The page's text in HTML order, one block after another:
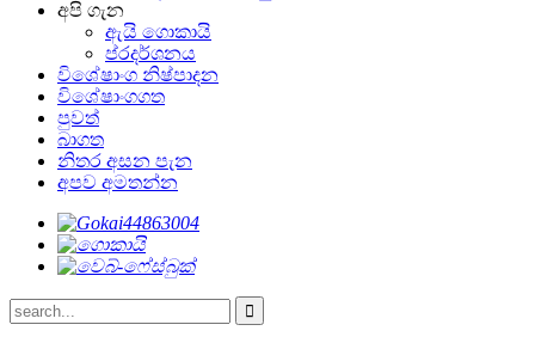
අපි ගැන
ඇයි ගොකායි
ප්රදර්ශනය
විශේෂාංග නිෂ්පාදන
විශේෂාංගගත
පුවත්
බාගත
නිතර අසන පැන
අපව අමතන්න